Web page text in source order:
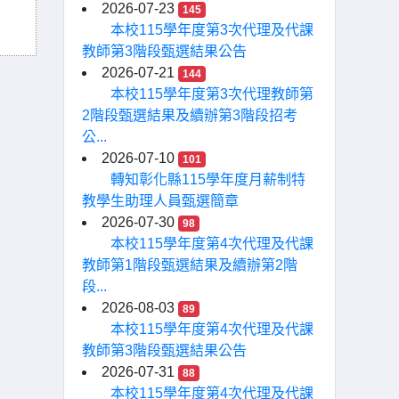
2026-07-23 145
本校115學年度第3次代理及代課
教師第3階段甄選結果公告
2026-07-21
144
本校115學年度第3次代理教師第
2階段甄選結果及續辦第3階段招考
公...
2026-07-10
101
轉知彰化縣115學年度月薪制特
教學生助理人員甄選簡章
2026-07-30
98
本校115學年度第4次代理及代課
教師第1階段甄選結果及續辦第2階
段...
2026-08-03
89
本校115學年度第4次代理及代課
教師第3階段甄選結果公告
2026-07-31
88
本校115學年度第4次代理及代課